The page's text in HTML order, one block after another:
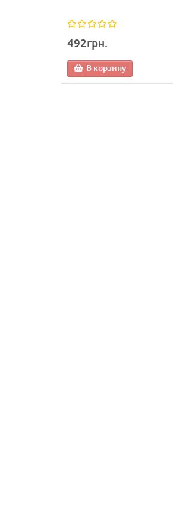
492грн.
В корзину